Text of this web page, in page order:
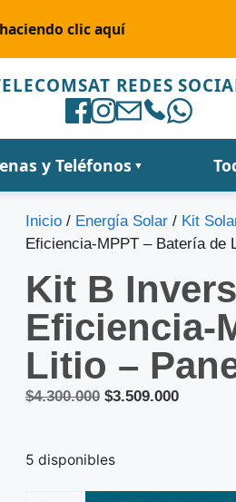
clic aquí
REDES
y Teléfonos ▼
Inicio / Energía Solar / Kit
Eficiencia-MPPT – Batería de
Kit B
Eficiencia-
Litio –
$4.300.000 $3.509.000
5 disponibles